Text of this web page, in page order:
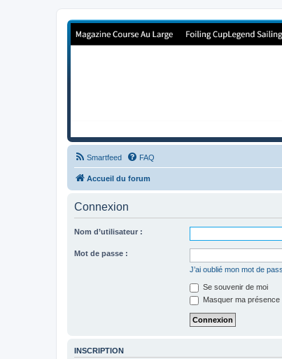
Forum de Cup In Europe
Smartfeed FAQ
Accueil du forum
Connexion
Nom d’utilisateur :
Mot de passe :
J’ai oublié mon mot de
Se souvenir de moi
Masquer ma
INSCRIPTION